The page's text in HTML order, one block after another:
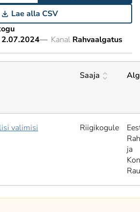
Lae alla CSV
2.07.2024— Kanal Rahvaalgatus
Saaja
valimisi Riigikogule
ja